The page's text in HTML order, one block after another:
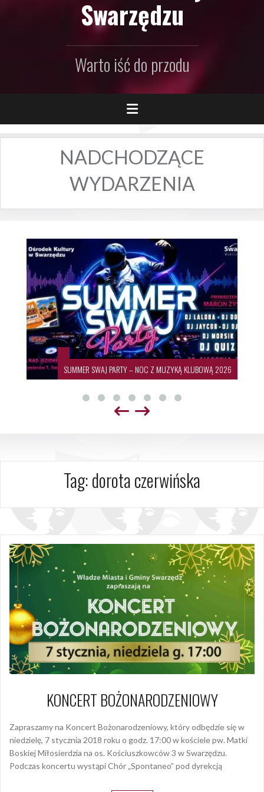
Swarzędzu
Warto iść do przodu
NADCHODZĄCE
WYDARZENIA
SUMMER SWAJ PARTY – NOC Z MUZYKĄ KLUBOWĄ 2026
Tag:dorota czerwińska
KONCERT BOŻONARODZENIOWY
Zapraszamy na Koncert Bożonarodzeniowy, który odbędzie się w
niedzielę, 7 stycznia 2018 roku o godz. 17:00 w kościele pw. Matki
Boskiej Miłosierdzia na os. Kościuszkowców 3 w Swarzędzu.
Podczas koncertu wystąpi Chór „Spontaneo” pod dyrekcją